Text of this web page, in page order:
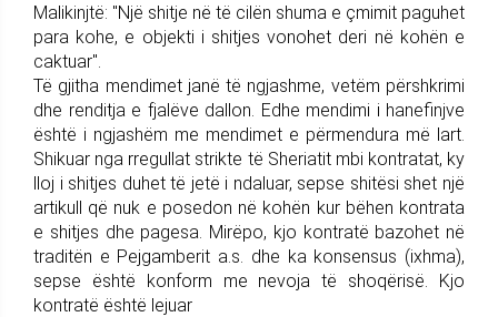
Malikinjtë: "Një shitje në të cilën shuma e çmimit paguhet
para kohe, e objekti i shitjes vonohet deri në kohën e
caktuar".
Të gjitha mendimet janë të ngjashme, vetëm përshkrimi
dhe renditja e fjalëve dallon. Edhe mendimi i hanefinjve
është i ngjashëm me mendimet e përmendura më lart.
Shikuar nga rregullat strikte të Sheriatit mbi kontratat, ky
lloj i shitjes duhet të jetë i ndaluar, sepse shitësi shet një
artikull që nuk e posedon në kohën kur bëhen kontrata
e shitjes dhe pagesa. Mirëpo, kjo kontratë bazohet në
traditën e Pejgamberit a.s. dhe ka konsensus (ixhma),
sepse është konform me nevoja të shoqërisë. Kjo
kontratë është lejuar